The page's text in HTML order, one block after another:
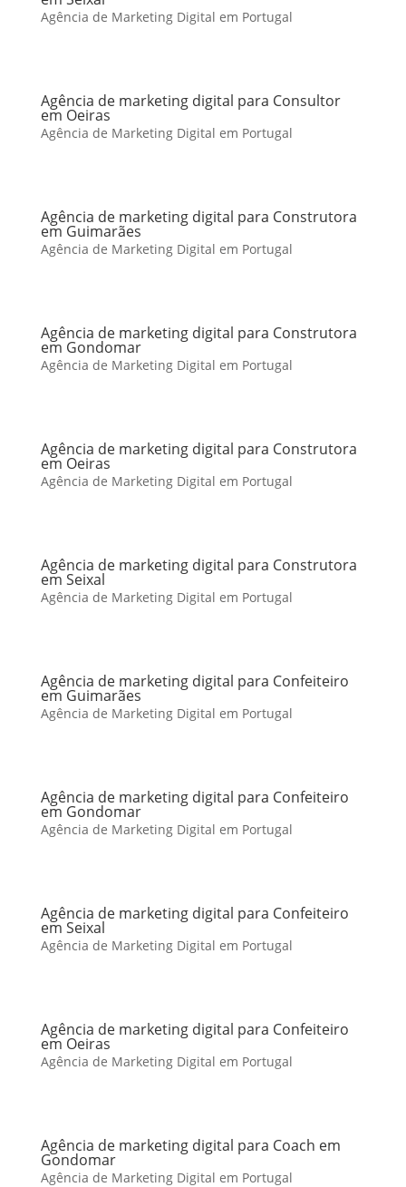
Agência de Marketing Digital em Portugal
Agência de marketing digital para Consultor
em Oeiras
Agência de Marketing Digital em Portugal
Agência de marketing digital para Construtora
em Guimarães
Agência de Marketing Digital em Portugal
Agência de marketing digital para Construtora
em Gondomar
Agência de Marketing Digital em Portugal
Agência de marketing digital para Construtora
em Oeiras
Agência de Marketing Digital em Portugal
Agência de marketing digital para Construtora
em Seixal
Agência de Marketing Digital em Portugal
Agência de marketing digital para Confeiteiro
em Guimarães
Agência de Marketing Digital em Portugal
Agência de marketing digital para Confeiteiro
em Gondomar
Agência de Marketing Digital em Portugal
Agência de marketing digital para Confeiteiro
em Seixal
Agência de Marketing Digital em Portugal
Agência de marketing digital para Confeiteiro
em Oeiras
Agência de Marketing Digital em Portugal
Agência de marketing digital para Coach em
Gondomar
Agência de Marketing Digital em Portugal